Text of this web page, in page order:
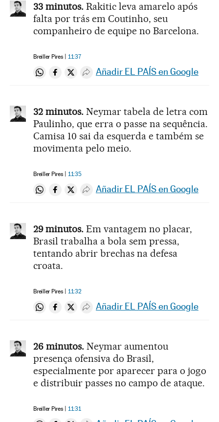
33 minutos. Rakitic leva amarelo após
falta por trás em Coutinho, seu
companheiro de equipe no Barcelona.
Breiller Pires 11:37
Compartir en Whatsapp
Compartir en Facebook
Compartir en Twitter
Desplegar Redes Sociales
Añadir EL PAÍS en Google
32 minutos. Neymar tabela de letra com
Paulinho, que erra o passe na sequência.
Camisa 10 sai da esquerda e também se
movimenta pelo meio.
Breiller Pires 11:35
Compartir en Whatsapp
Compartir en Facebook
Compartir en Twitter
Desplegar Redes Sociales
Añadir EL PAÍS en Google
29 minutos. Em vantagem no placar,
Brasil trabalha a bola sem pressa,
tentando abrir brechas na defesa
croata.
Breiller Pires 11:32
Compartir en Whatsapp
Compartir en Facebook
Compartir en Twitter
Desplegar Redes Sociales
Añadir EL PAÍS en Google
26 minutos. Neymar aumentou
presença ofensiva do Brasil,
especialmente por aparecer para o jogo
e distribuir passes no campo de ataque.
Breiller Pires 11:31